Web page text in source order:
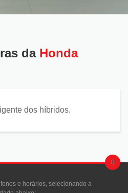
da Honda
dos híbridos.
e horários, selecionando a